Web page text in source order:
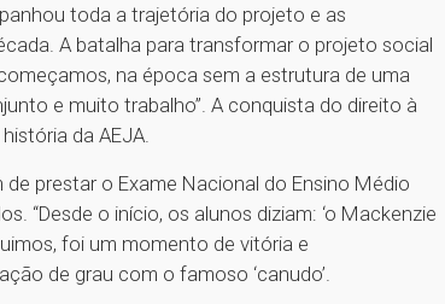
toda a trajetória do projeto e as
A batalha para transformar o projeto social
na época sem a estrutura de uma
e muito trabalho”. A conquista do direito à
da AEJA.
prestar o Exame Nacional do Ensino Médio
“Desde o início, os alunos diziam: ‘o Mackenzie
foi um momento de vitória e
de grau com o famoso ‘canudo’.